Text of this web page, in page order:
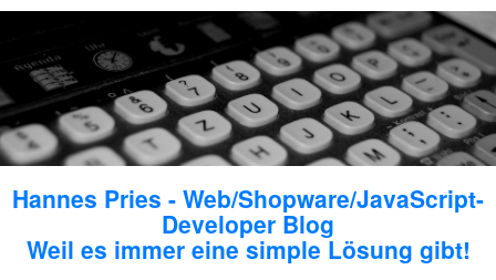
Hannes Pries - Web/Shopware/JavaScript-
Developer Blog
Weil es immer eine simple Lösung gibt!